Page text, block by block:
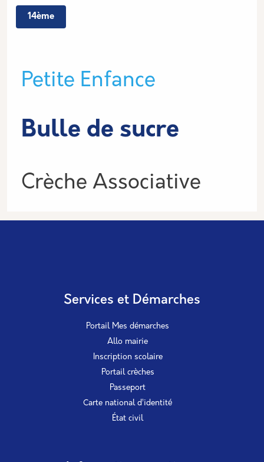
14ème
Type de lieu
Petite Enfance
Bulle de sucre
Informations
Crèche Associative
Services et Démarches
Portail Mes démarches
Allo mairie
Inscription scolaire
Portail crèches
Passeport
Carte national d’identité
État civil